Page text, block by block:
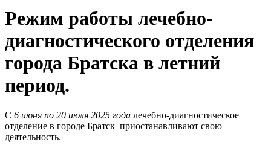
Режим работы лечебно-
диагностического отделения
города Братска в летний
период.
С 6 июня по 20 июля 2025 года лечебно-диагностическое
отделение в городе Братск приостанавливают свою
деятельность.